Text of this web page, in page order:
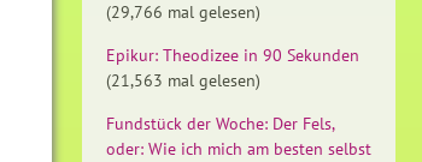
(29,766 mal gelesen)
Epikur: Theodizee in 90 Sekunden
(21,563 mal gelesen)
Fundstück der Woche: Der Fels,
oder: Wie ich mich am besten selbst